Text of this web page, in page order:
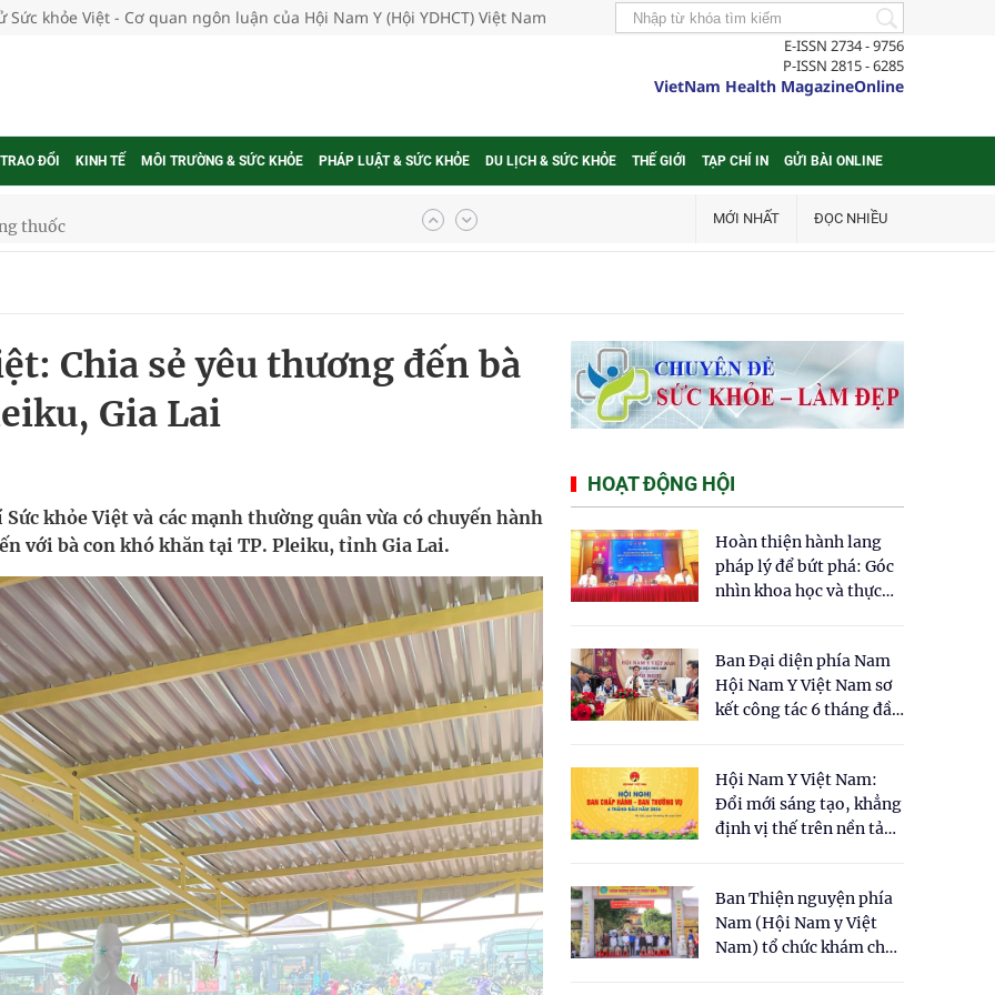
Sức khỏe Việt - Cơ quan ngôn luận của Hội Nam Y (Hội YDHCT) Việt Nam
E-ISSN 2734 - 9756
P-ISSN 2815 - 6285
VietNam Health MagazineOnline
ĐỔI KINH TẾ MÔI TRƯỜNG & SỨC KHỎE PHÁP LUẬT & SỨC KHỎE DU LỊCH & SỨC KHỎE THẾ GIỚI TẠP CHÍ IN GỬI BÀI ONLINE
thuốc
khám sàng lọc cho người dân
cực hiệu quả
gia
thực tế
phụ nữ mỗi năm
MỚI NHẤT ĐỌC NHIỀU
Chia sẻ yêu thương đến bà
Gia Lai
khỏe Việt và các mạnh thường quân vừa có chuyến hành
với bà con khó khăn tại TP. Pleiku, tỉnh Gia Lai.
HOẠT ĐỘNG HỘI
Hoàn thiện hành lang
pháp lý để bứt phá: Góc
nhìn khoa học và thực
cho Luật Y dược cổ
truyền Việt Nam"
Ban Đại diện phía Nam
Hội Nam Y Việt Nam sơ
kết công tác 6 tháng đầu
Hội Nam Y Việt Nam:
Đổi mới sáng tạo, khẳng
định vị thế trên nền tảng
Ban Thiện nguyện phía
Nam (Hội Nam y Việt
Nam) tổ chức khám chữa